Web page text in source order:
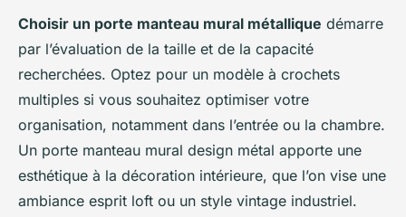
Choisir un porte manteau mural métallique démarre
par l’évaluation de la taille et de la capacité
recherchées. Optez pour un modèle à crochets
multiples si vous souhaitez optimiser votre
organisation, notamment dans l’entrée ou la chambre.
Un porte manteau mural design métal apporte une
esthétique à la décoration intérieure, que l’on vise une
ambiance esprit loft ou un style vintage industriel.